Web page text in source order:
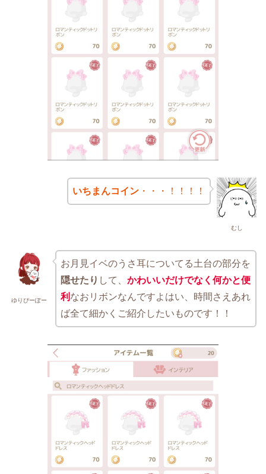
むし
いちまんコイン ・・・！！！！
ゆりぴーぽー
お月見イベのうさ耳についてる土台の部分を
隠せたり して、 かわいいだけでなく何かと便
利 なおリボンなんですよはい、時間さえあれ
ば全て細かくご紹介したいものです！！